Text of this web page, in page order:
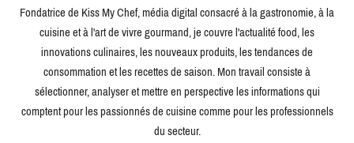
Fondatrice de Kiss My Chef, média digital consacré à la gastronomie, à la
cuisine et à l'art de vivre gourmand, je couvre l'actualité food, les
innovations culinaires, les nouveaux produits, les tendances de
consommation et les recettes de saison. Mon travail consiste à
sélectionner, analyser et mettre en perspective les informations qui
comptent pour les passionnés de cuisine comme pour les professionnels
du secteur.